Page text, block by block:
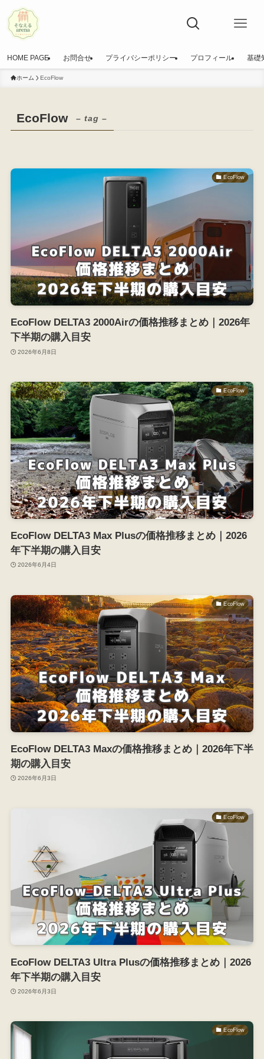
HOME PAGE お問合せ プライバシーポリシー プロフィール 基礎
ホーム EcoFlow
EcoFlow – tag –
EcoFlow
EcoFlow DELTA3 2000Airの価格推移まとめ｜2026年
下半期の購入目安
2026年6月8日
EcoFlow
EcoFlow DELTA3 Max Plusの価格推移まとめ｜2026
年下半期の購入目安
2026年6月4日
EcoFlow
EcoFlow DELTA3 Maxの価格推移まとめ｜2026年下半
期の購入目安
2026年6月3日
EcoFlow
EcoFlow DELTA3 Ultra Plusの価格推移まとめ｜2026
年下半期の購入目安
2026年6月3日
EcoFlow